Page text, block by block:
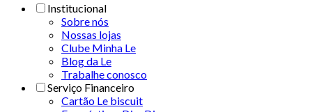
Institucional
Sobre nós
Nossas lojas
Clube Minha Le
Blog da Le
Trabalhe conosco
Serviço Financeiro
Cartão Le biscuit